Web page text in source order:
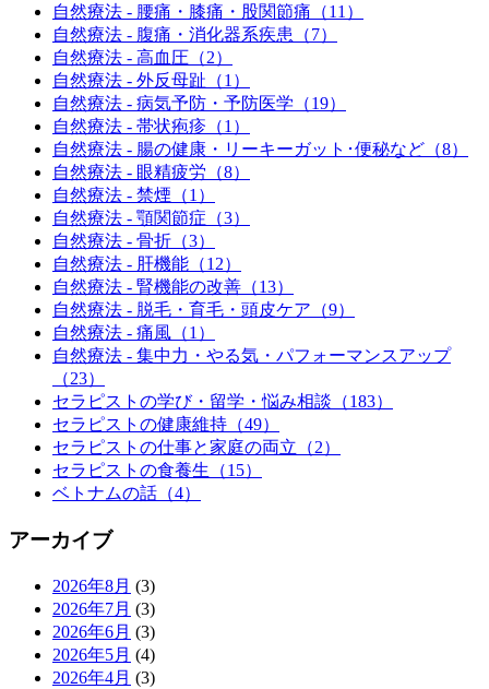
自然療法 - 腰痛・膝痛・股関節痛（11）
自然療法 - 腹痛・消化器系疾患（7）
自然療法 - 高血圧（2）
自然療法 - 外反母趾（1）
自然療法 - 病気予防・予防医学（19）
自然療法 - 帯状疱疹（1）
自然療法 - 腸の健康・リーキーガット･便秘など（8）
自然療法 - 眼精疲労（8）
自然療法 - 禁煙（1）
自然療法 - 顎関節症（3）
自然療法 - 骨折（3）
自然療法 - 肝機能（12）
自然療法 - 腎機能の改善（13）
自然療法 - 脱毛・育毛・頭皮ケア（9）
自然療法 - 痛風（1）
自然療法 - 集中力・やる気・パフォーマンスアップ
（23）
セラピストの学び・留学・悩み相談（183）
セラピストの健康維持（49）
セラピストの仕事と家庭の両立（2）
セラピストの食養生（15）
ベトナムの話（4）
アーカイブ
2026年8月 (3)
2026年7月 (3)
2026年6月 (3)
2026年5月 (4)
2026年4月 (3)